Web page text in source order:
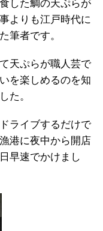
した鯛の天ぷらが
よりも江戸時代に
筆者です。
天ぷらが職人芸で
を楽しめるのを知
た。
ライブするだけで
港に夜中から開店
早速でかけまし